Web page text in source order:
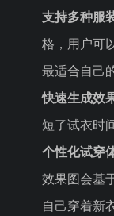
支持多种服
格，用户可
最适合自己
快速生成效
短了试衣时
个性化试穿
效果图会基
自己穿着新